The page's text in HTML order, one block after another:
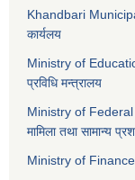
Khandbari
कार्यलय
Ministry of
प्रविधि मन्त्रालय
Ministry of
मामिला तथा सामान्य
Ministry of Finance